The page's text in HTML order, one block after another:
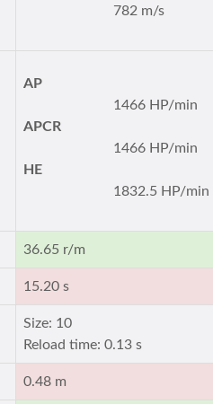
782 m/s
AP
1466 HP/min
APCR
1466 HP/min
HE
1832.5 HP/min
36.65 r/m
15.20 s
Size: 10
Reload time: 0.13 s
0.48 m